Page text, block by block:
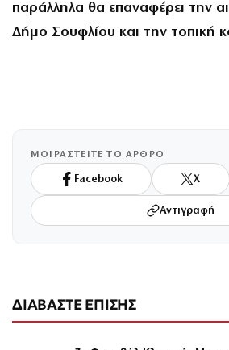
παράλληλα θα επαναφέρει την
Δήμο Σουφλίου και την τοπική
ΜΟΙΡΑΣΤΕΙΤΕ ΤΟ ΑΡΘΡΟ
Facebook X
Αντιγραφή
ΔΙΑΒΑΣΤΕ ΕΠΙΣΗΣ